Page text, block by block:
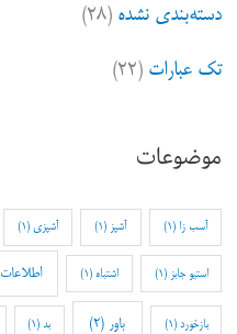
دسته‌بندی نشده (۲۸)
تک عبارات (۲۲)
موضوعات
آسب زا (1) آشپز (1) آشپزی (1)
استیو جابز (1) اشتباه (1) اطلاعات
بازخورد (1) باور (2) بد(1)